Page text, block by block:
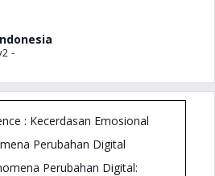
-
: Kecerdasan Emosional
Perubahan Digital
Perubahan Digital: